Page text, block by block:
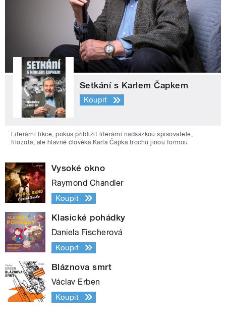
Setkání s Karlem Čapkem
Koupit
Literární fikce, pokus přiblížit literární nadsázkou spisovatele,
filozofa, ale hlavně člověka Karla Čapka trochu jinou formou.
Vysoké okno
Raymond Chandler
Koupit
Klasické pohádky
Daniela Fischerová
Koupit
Bláznova smrt
Václav Erben
Koupit